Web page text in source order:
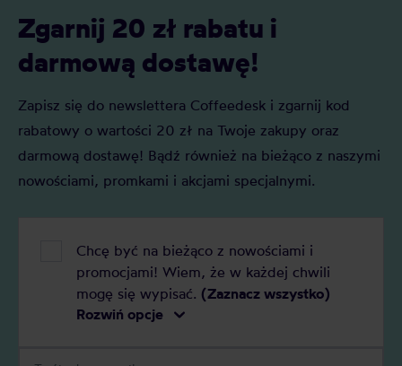
Zgarnij 20 zł rabatu i
darmową dostawę!
Zapisz się do newslettera Coffeedesk i zgarnij kod
rabatowy o wartości 20 zł na Twoje zakupy oraz
darmową dostawę! Bądź również na bieżąco z naszymi
nowościami, promkami i akcjami specjalnymi.
Chcę być na bieżąco z nowościami i
promocjami! Wiem, że w każdej chwili
mogę się wypisać. (Zaznacz wszystko)
Rozwiń opcje